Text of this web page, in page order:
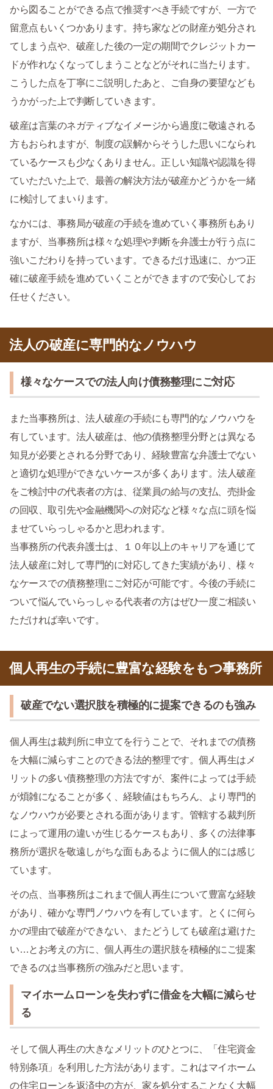
から図ることができる点で推奨すべき手続ですが、一方で
留意点もいくつかあります。持ち家などの財産が処分され
てしまう点や、破産した後の一定の期間でクレジットカー
ドが作れなくなってしまうことなどがそれに当たります。
こうした点を丁寧にご説明したあと、ご自身の要望なども
うかがった上で判断していきます。
破産は言葉のネガティブなイメージから過度に敬遠される
方もおられますが、制度の誤解からそうした思いになられ
ているケースも少なくありません。正しい知識や認識を得
ていただいた上で、最善の解決方法が破産かどうかを一緒
に検討してまいります。
なかには、事務局が破産の手続を進めていく事務所もあり
ますが、当事務所は様々な処理や判断を弁護士が行う点に
強いこだわりを持っています。できるだけ迅速に、かつ正
確に破産手続を進めていくことができますので安心してお
任せください。
法人の破産に専門的なノウハウ
様々なケースでの法人向け債務整理にご対応
また当事務所は、法人破産の手続にも専門的なノウハウを
有しています。法人破産は、他の債務整理分野とは異なる
知見が必要とされる分野であり、経験豊富な弁護士でない
と適切な処理ができないケースが多くあります。法人破産
をご検討中の代表者の方は、従業員の給与の支払、売掛金
の回収、取引先や金融機関への対応など様々な点に頭を悩
ませていらっしゃるかと思われます。
当事務所の代表弁護士は、１０年以上のキャリアを通じて
法人破産に対して専門的に対応してきた実績があり、様々
なケースでの債務整理にご対応が可能です。今後の手続に
ついて悩んでいらっしゃる代表者の方はぜひ一度ご相談い
ただければ幸いです。
個人再生の手続に豊富な経験をもつ事務所
破産でない選択肢を積極的に提案できるのも強み
個人再生は裁判所に申立てを行うことで、それまでの債務
を大幅に減らすことのできる法的整理です。個人再生はメ
リットの多い債務整理の方法ですが、案件によっては手続
が煩雑になることが多く、経験値はもちろん、より専門的
なノウハウが必要とされる面があります。管轄する裁判所
によって運用の違いが生じるケースもあり、多くの法律事
務所が選択を敬遠しがちな面もあるように個人的には感じ
ています。
その点、当事務所はこれまで個人再生について豊富な経験
があり、確かな専門ノウハウを有しています。とくに何ら
かの理由で破産ができない、またどうしても破産は避けた
い…とお考えの方に、個人再生の選択肢を積極的にご提案
できるのは当事務所の強みだと思います。
マイホームローンを失わずに借金を大幅に減らせ
る
そして個人再生の大きなメリットのひとつに、「住宅資金
特別条項」を利用した方法があります。これはマイホーム
の住宅ローンを返済中の方が、家を処分することなく大幅